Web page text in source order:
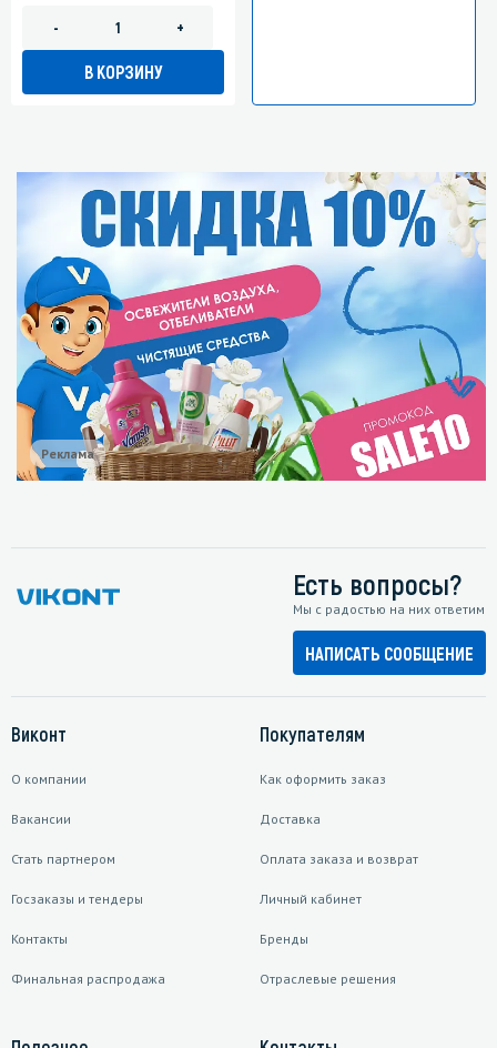
- +
В КОРЗИНУ
Реклама
Есть вопросы?
Мы с радостью на них ответим
НАПИСАТЬ СООБЩЕНИЕ
Виконт
О компании
Вакансии
Стать партнером
Госзаказы и тендеры
Контакты
Финальная распродажа
Покупателям
Как оформить заказ
Доставка
Оплата заказа и возврат
Личный кабинет
Бренды
Отраслевые решения